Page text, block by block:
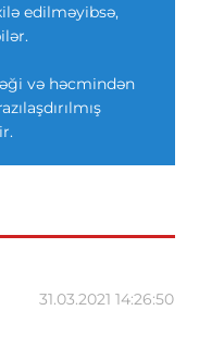
edilməyibsə,
və həcmindən
31.03.2021 14:26:50